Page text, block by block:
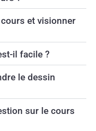
et visionner
il facile ?
le dessin
sur le cours